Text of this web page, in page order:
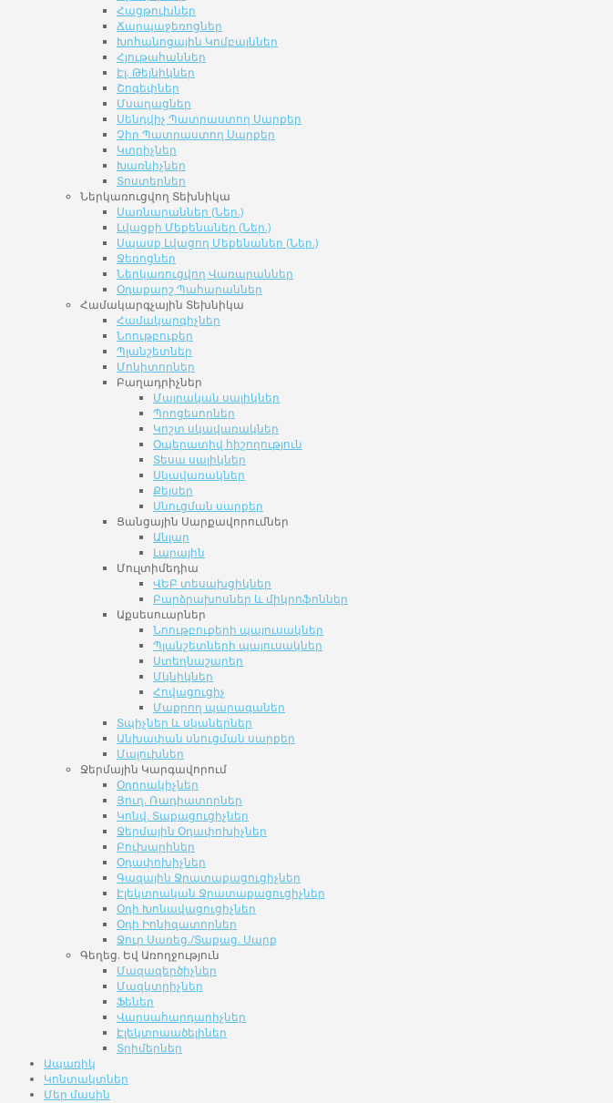
Հացթուխներ
Ճարպաջեռոցներ
Խոհանոցային Կոմբայններ
Հյութահաններ
Էլ. Թեյնիկներ
Շոգեփներ
Մսաղացներ
Սենդվիչ Պատրաստող Սարքեր
Չիր Պատրաստող Սարքեր
Կտրիչներ
Խառնիչներ
Տոստերներ
Ներկառուցվող Տեխնիկա
Սառնարաններ (Ներ.)
Լվացքի Մեքենաներ (Ներ.)
Սպասք Լվացող Մեքենաներ (Ներ.)
Ջեռոցներ
Ներկառուցվող Վառարաններ
Օդաքարշ Պահարաններ
Համակարգչային Տեխնիկա
Համակարգիչներ
Նոութբուքեր
Պլանշետներ
Մոնիտորներ
Բաղադրիչներ
Մայրական սալիկներ
Պրոցեսորներ
Կոշտ սկավառակներ
Օպերատիվ հիշողություն
Տեսա սալիկներ
Սկավառակներ
Քեյսեր
Սնուցման սարքեր
Ցանցային Սարքավորումներ
Անլար
Լարային
Մուլտիմեդիա
ՎԵԲ տեսախցիկներ
Բարձրախոսներ և միկրոֆոններ
Աքսեսուարներ
Նոութբուքերի պայուսակներ
Պլանշետների պայուսակներ
Ստեղնաշարեր
Մկնիկներ
Հովացուցիչ
Մաքրող պարագաներ
Տպիչներ և սկաներներ
Անխափան սնուցման սարքեր
Մալուխներ
Ջերմային Կարգավորում
Օդորակիչներ
Յուղ. Ռադիատորներ
Կոնվ. Տաքացուցիչներ
Ջերմային Օդափոխիչներ
Բուխարիներ
Օդափոխիչներ
Գազային Ջրատաքացուցիչներ
Էլեկտրական Ջրատաքացուցիչներ
Օդի Խոնավացուցիչներ
Օդի Իոնիզատորներ
Ջուր Սառեց./Տաքաց. Սարք
Գեղեց. Եվ Առողջություն
Մազազերծիչներ
Մազկտրիչներ
Ֆեներ
Վարսահարդարիչներ
Էլեկտրաածելիներ
Տրիմերներ
Ապառիկ
Կոնտակտներ
Մեր մասին